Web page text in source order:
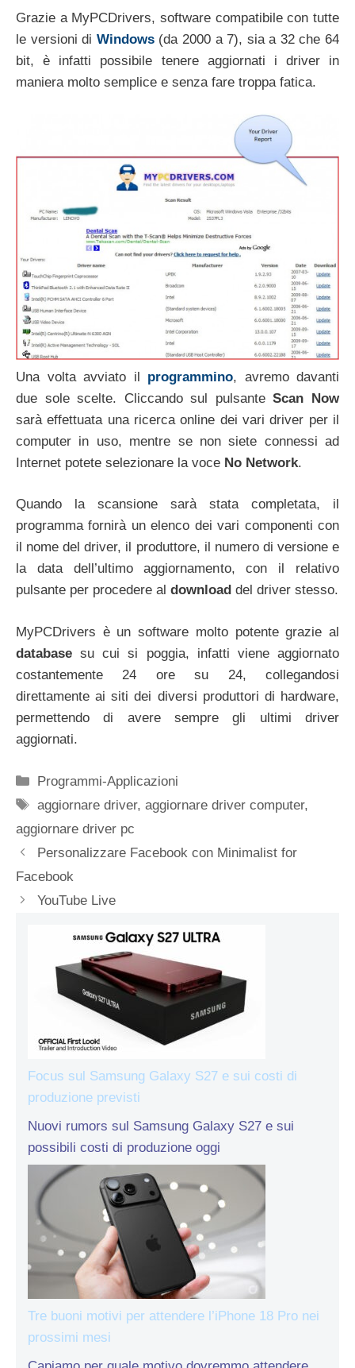
Grazie a MyPCDrivers, software compatibile con tutte
le versioni di Windows(da 2000 a 7), sia a 32 che 64
bit, è infatti possibile tenere aggiornati i driver in
maniera molto semplice e senza fare troppa fatica.
Una volta avviato il programmino, avremo davanti
due sole scelte. Cliccando sul pulsanteScan Now
sarà effettuata una ricerca online dei vari driver per il
computer in uso, mentre se non siete connessi ad
Internet potete selezionare la voce No Network.
Quando la scansione sarà stata completata, il
programma fornirà un elenco dei vari componenti con
il nome del driver, il produttore, il numero di versione e
la data dell’ultimo aggiornamento, con il relativo
pulsante per procedere al download del driver stesso.
MyPCDrivers è un software molto potente grazie al
database su cui si poggia, infatti viene aggiornato
costantemente 24 ore su 24, collegandosi
direttamente ai siti dei diversi produttori di hardware,
permettendo di avere sempre gli ultimi driver
aggiornati.
Categorie
Programmi-Applicazioni
Tag
aggiornare driver,aggiornare driver computer,
aggiornare driver pc
Personalizzare Facebook con Minimalist for
Facebook
YouTube Live
Focus sul Samsung Galaxy S27 e sui costi di
produzione previsti
Nuovi rumors sul Samsung Galaxy S27 e sui
possibili costi di produzione oggi
Tre buoni motivi per attendere l’iPhone 18 Pro nei
prossimi mesi